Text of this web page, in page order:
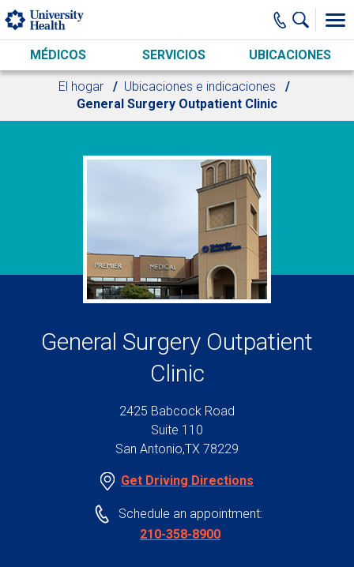
Skip to main content
MÉDICOS SERVICIOS UBICACIONES
El hogar
Ubicaciones e indicaciones
General Surgery Outpatient Clinic
General Surgery Outpatient
Clinic
2425 Babcock Road
Suite 110
San Antonio,TX 78229
Get Driving Directions
Schedule an appointment:
210-358-8900